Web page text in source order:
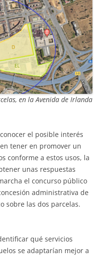
en la Avenida de Irlanda
el posible interés
tener en promover un
conforme a estos usos, la
unas respuestas
el concurso público
administrativa de
sobre las dos parcelas.
qué servicios
se adaptarían mejor a